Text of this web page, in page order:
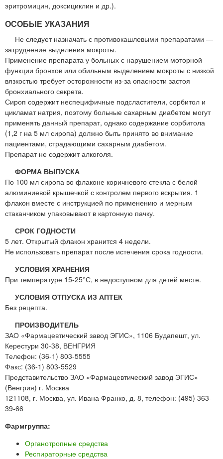
эритромицин, доксициклин и др.).
ОСОБЫЕ УКАЗАНИЯ
Не следует назначать с противокашлевыми препаратами —
затруднение выделения мокроты.
Применение препарата у больных с нарушением моторной
функции бронхов или обильным выделением мокроты с низкой
вязкостью требует осторожности из-за опасности застоя
бронхиального секрета.
Сироп содержит неспецифичные подсластители, сорбитол и
цикламат натрия, поэтому больные сахарным диабетом могут
применять данный препарат, однако содержание сорбитола
(1,2 г на 5 мл сиропа) должно быть принято во внимание
пациентами, страдающими сахарным диабетом.
Препарат не содержит алкоголя.
ФОРМА ВЫПУСКА
По 100 мл сиропа во флаконе коричневого стекла с белой
алюминиевой крышечкой с контролем первого вскрытия. 1
флакон вместе с инструкцией по применению и мерным
стаканчиком упаковывают в картонную пачку.
СРОК ГОДНОСТИ
5 лет. Открытый флакон хранится 4 недели.
Не использовать препарат после истечения срока годности.
УСЛОВИЯ ХРАНЕНИЯ
При температуре 15-25°С, в недоступном для детей месте.
УСЛОВИЯ ОТПУСКА ИЗ АПТЕК
Без рецепта.
ПРОИЗВОДИТЕЛЬ
ЗАО «Фармацевтический завод ЭГИС», 1106 Будапешт, ул.
Керестури 30-38, ВЕНГРИЯ
Телефон: (36-1) 803-5555
Факс: (36-1) 803-5529
Представительство ЗАО «Фармацевтический завод ЭГИС»
(Венгрия) г. Москва
121108, г. Москва, ул. Ивана Франко, д. 8, телефон: (495) 363-
39-66
Фармгруппа:
Органотропные средства
Респираторные средства